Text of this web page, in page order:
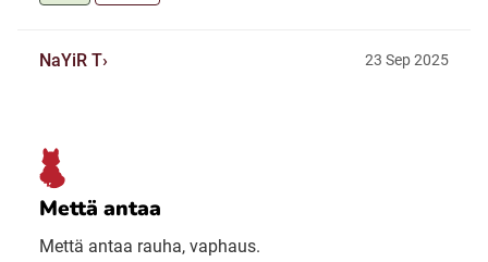
NaYiR T 23 Sep 2025
Mettä antaa
Mettä antaa rauha, vaphaus.